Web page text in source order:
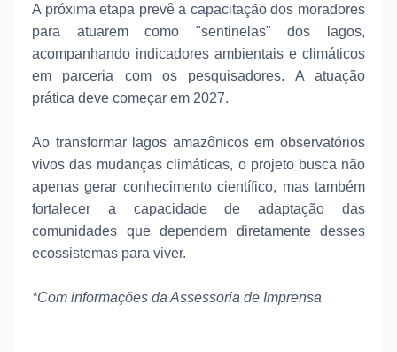
A próxima etapa prevê a capacitação dos moradores
para atuarem como "sentinelas" dos lagos,
acompanhando indicadores ambientais e climáticos
em parceria com os pesquisadores. A atuação
prática deve começar em 2027.
Ao transformar lagos amazônicos em observatórios
vivos das mudanças climáticas, o projeto busca não
apenas gerar conhecimento científico, mas também
fortalecer a capacidade de adaptação das
comunidades que dependem diretamente desses
ecossistemas para viver.
*Com informações da Assessoria de Imprensa